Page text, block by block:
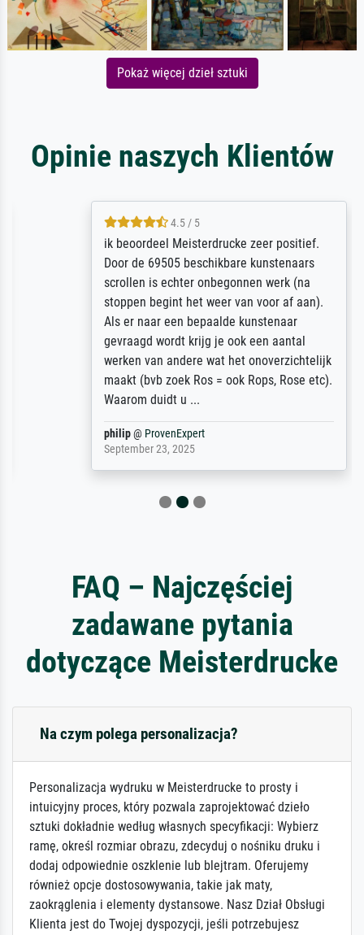
Pokaż więcej dzieł sztuki
Opinie naszych Klientów
4.5 / 5
ik beoordeel Meisterdrucke zeer positief.
Door de 69505 beschikbare kunstenaars
scrollen is echter onbegonnen werk (na
stoppen begint het weer van voor af aan).
Als er naar een bepaalde kunstenaar
gevraagd wordt krijg je ook een aantal
werken van andere wat het onoverzichtelijk
maakt (bvb zoek Ros = ook Rops, Rose etc).
Waarom duidt u ...
@ProvenExpert
September 23, 2025
FAQ – Najczęściej
zadawane pytania
dotyczące Meisterdrucke
Na czym polega personalizacja?
Personalizacja wydruku w Meisterdrucke to prosty i
intuicyjny proces, który pozwala zaprojektować dzieło
sztuki dokładnie według własnych specyfikacji: Wybierz
ramę, określ rozmiar obrazu, zdecyduj o nośniku druku i
dodaj odpowiednie oszklenie lub blejtram. Oferujemy
również opcje dostosowywania, takie jak maty,
zaokrąglenia i elementy dystansowe. Nasz Dział Obsługi
Klienta jest do Twojej dyspozycji, jeśli potrzebujesz